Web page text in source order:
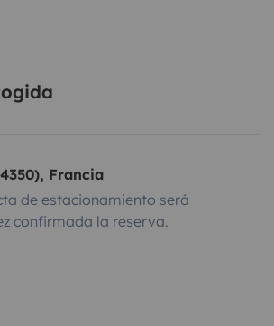
Francia
de estacionamiento será
confirmada la reserva.